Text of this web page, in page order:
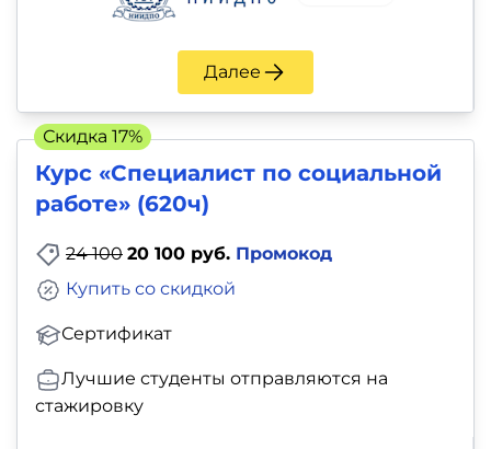
Далее
Курс «Специалист по социальной
работе» (620ч)
24 100 20 100 руб. Промокод
Сертификат
Купить со скидкой
Лучшие студенты отправляются на
стажировку
Скидка 17%